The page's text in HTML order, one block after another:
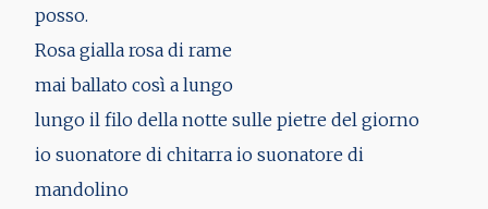
posso.
Rosa gialla rosa di rame
mai ballato così a lungo
lungo il filo della notte sulle pietre del giorno
io suonatore di chitarra io suonatore di
mandolino